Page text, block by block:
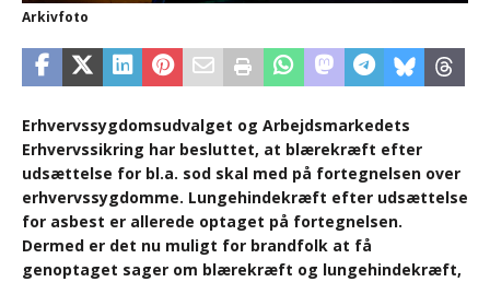
Arkivfoto
Erhvervssygdomsudvalget og Arbejdsmarkedets
Erhvervssikring har besluttet, at blærekræft efter
udsættelse for bl.a. sod skal med på fortegnelsen over
erhvervssygdomme. Lungehindekræft efter udsættelse
for asbest er allerede optaget på fortegnelsen.
Dermed er det nu muligt for brandfolk at få
genoptaget sager om blærekræft og lungehindekræft,